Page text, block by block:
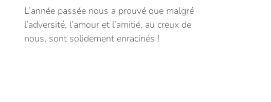
L’année passée nous a prouvé que malgré
l’adversité, l’amour et l’amitié, au creux de
nous, sont solidement enracinés !